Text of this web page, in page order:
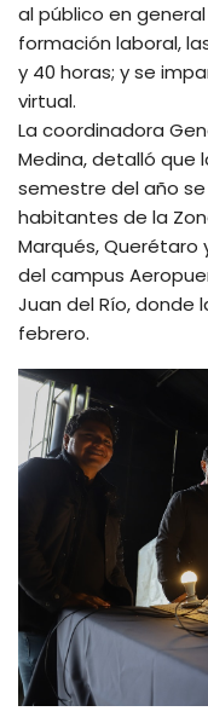
al público en
formación laboral,
y 40 horas; y se
virtual.
La coordinadora
Medina, detalló que
semestre del año
habitantes de la
Marqués, Querétaro
del campus
Juan del Río, donde
febrero.